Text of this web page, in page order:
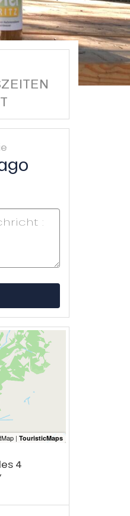
4